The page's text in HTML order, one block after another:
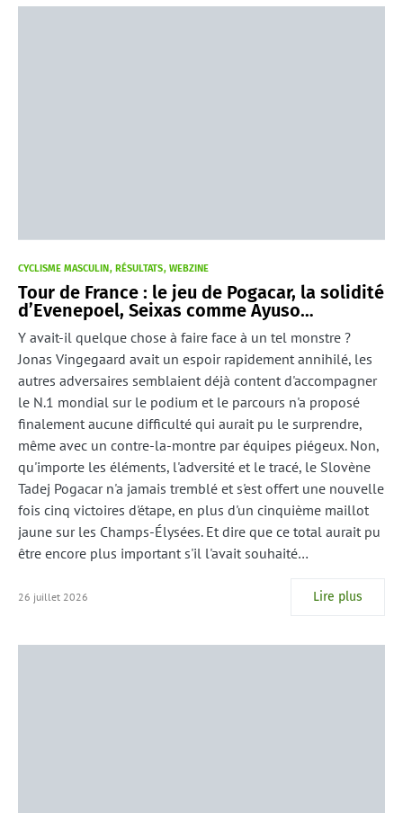
CYCLISME MASCULIN RÉSULTATS WEBZINE
Tour de France : le jeu de Pogacar, la solidité
d’Evenepoel, Seixas comme Ayuso…
Y avait-il quelque chose à faire face à un tel monstre ?
Jonas Vingegaard avait un espoir rapidement annihilé, les
autres adversaires semblaient déjà content d'accompagner
le N.1 mondial sur le podium et le parcours n'a proposé
finalement aucune difficulté qui aurait pu le surprendre,
même avec un contre-la-montre par équipes piégeux. Non,
qu'importe les éléments, l'adversité et le tracé, le Slovène
Tadej Pogacar n'a jamais tremblé et s'est offert une nouvelle
fois cinq victoires d'étape, en plus d'un cinquième maillot
jaune sur les Champs-Élysées. Et dire que ce total aurait pu
être encore plus important s'il l'avait souhaité…
26 juillet 2026 Lire plus